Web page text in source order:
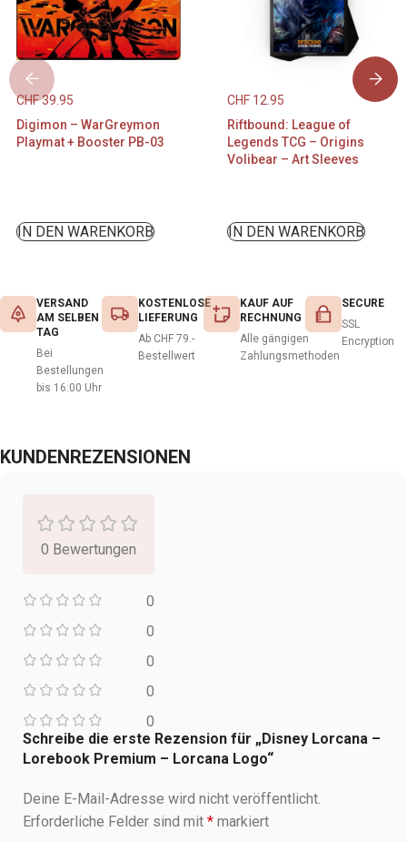
CHF39.95
Digimon – WarGreymon
Playmat + Booster PB-03
IN DEN WARENKORB
CHF12.95
Riftbound: League of
Legends TCG – Origins
Volibear – Art Sleeves
IN DEN WARENKORB
VERSAND
AM SELBEN
TAG
Bei
Bestellungen
bis 16:00 Uhr
KOSTENLOSE
LIEFERUNG
Ab CHF 79.-
Bestellwert
KAUF AUF
RECHNUNG
Alle gängigen
Zahlungsmethoden
SECURE
SSL
Encryption
KUNDENREZENSIONEN
0 Bewertungen
0
0
0
0
0
Schreibe die erste Rezension für „Disney Lorcana –
Lorebook Premium – Lorcana Logo“
Deine E-Mail-Adresse wird nicht veröffentlicht.
Erforderliche Felder sind mit * markiert